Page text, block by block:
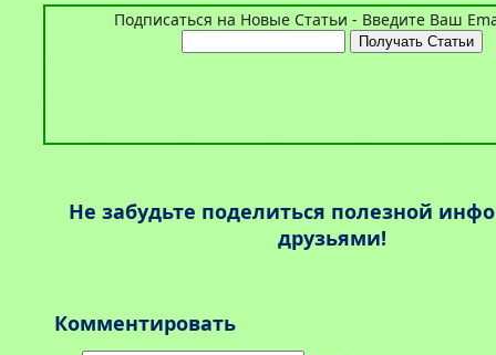
Подписаться на Новые Статьи - Введите Ваш
Не забудьте поделиться полезной
друзьями!
Комментировать